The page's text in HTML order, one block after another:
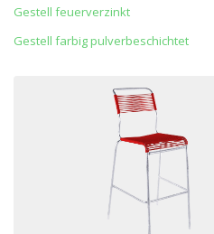
Gestell feuerverzinkt
Gestell farbig pulverbeschichtet